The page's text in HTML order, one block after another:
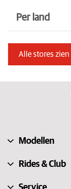
Per land
Mauritius
Slovenië
Luxemburg
Alle stores zien
Modellen
Rides & Club